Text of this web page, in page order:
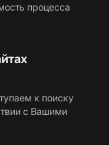
процесса
к поиску
с Вашими